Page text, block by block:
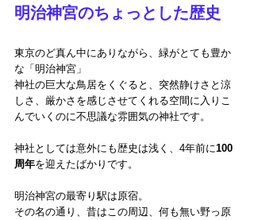
明治神宮のちょっとした歴史
東京のど真ん中にありながら、緑がとても豊か
な「明治神宮」
神社の巨大な鳥居をくぐると、突然静けさと涼
しさ、厳かさを感じさせてくれる空間に入りこ
んでいくのに不思議な雰囲気の神社です。
神社としては意外にも歴史は浅く、4年前に100
周年を迎えたばかりです。
明治神宮の最寄り駅は原宿。
その名の通り、昔はこの周辺、何も無い野っ原